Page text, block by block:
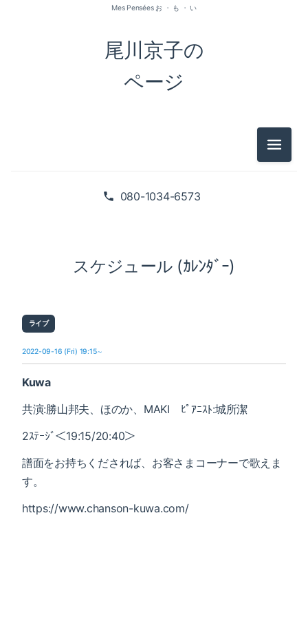
080-1034-6573
尾川京子の
ページ
Mes Pensées お ・ も ・ い
メニュ
スケジュール (ｶﾚﾝﾀﾞｰ)
ライブ
2022-09-16 (Fri) 19:15～
Kuwa
共演:勝山邦夫、ほのか、MAKI ﾋﾟｱﾆｽﾄ:城所潔
2ｽﾃｰｼﾞ＜19:15/20:40＞
譜面をお持ちくだされば、お客さまコーナーで歌えま
す。
https://www.chanson-kuwa.com/